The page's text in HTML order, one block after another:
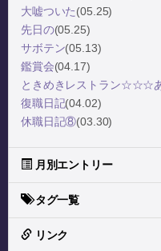
大嘘ついた(05.25)
先日の(05.25)
サボテン(05.13)
鑑賞会(04.17)
ときめきレストラン☆☆☆
復職日記(04.02)
休職日記⑧(03.30)
月別エントリー
タグ一覧
リンク